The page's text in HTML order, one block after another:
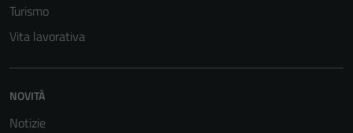
Turismo
Vita lavorativa
NOVITÀ
Notizie